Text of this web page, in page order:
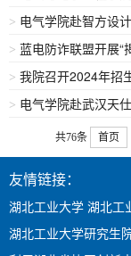
> 电气学院赴智方设
> 蓝电防诈联盟开展“
> 我院召开2024年招
> 电气学院赴武汉天
共76条 首页
友情链接：
湖北工业大学 湖北工
湖北工业大学研究生